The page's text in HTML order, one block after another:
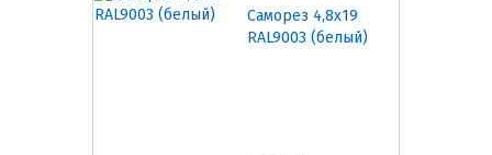
Саморез 4,8х19
RAL9003 (белый)